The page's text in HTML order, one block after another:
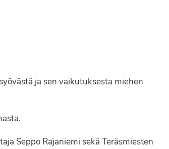
ja sen vaikutuksesta miehen
Seppo Rajaniemi sekä Teräsmiesten